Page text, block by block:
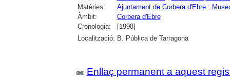
Matèries:
Ajuntament de Corbera d'Ebre;
Àmbit:
Corbera d'Ebre
Cronologia:
[1998]
Localització: B. Pública de Tarragona
Enllaç permanent a aquest